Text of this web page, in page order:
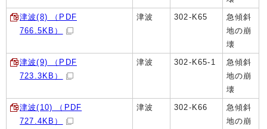
津波(8) （PDF
766.5KB）
津波 302-K65
急傾斜
地の崩
壊
津波(9) （PDF
723.3KB）
津波 302-K65-1
急傾斜
地の崩
壊
津波(10) （PDF
727.4KB）
津波 302-K66
急傾斜
地の崩